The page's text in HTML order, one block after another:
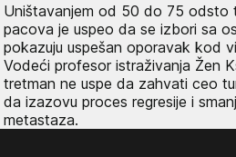
Uništavanjem od 50 do 75 odsto
pacova je uspeo da se izbori sa
pokazuju uspešan oporavak kod
Vodeći profesor istraživanja Žen
tretman ne uspe da zahvati ceo
da izazovu proces regresije i
metastaza.